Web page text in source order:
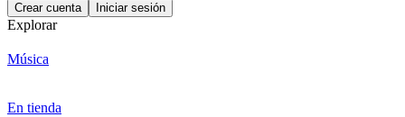
Crear cuenta Iniciar sesión
Explorar
Música
En tienda